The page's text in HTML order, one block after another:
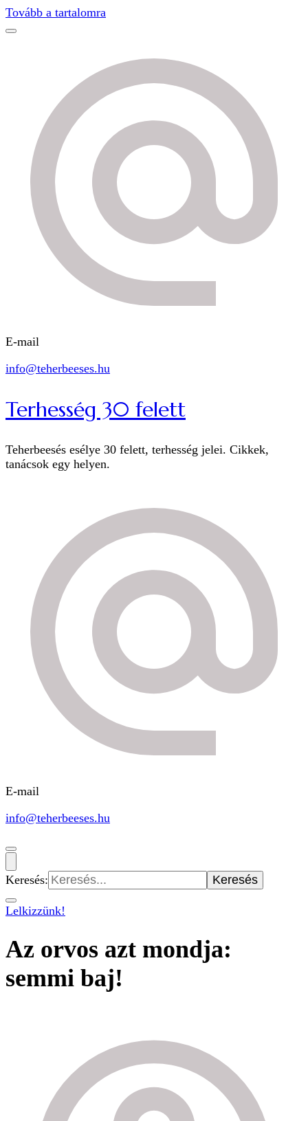
Tovább a tartalomra
E-mail
info@teherbeeses.hu
Terhesség 30 felett
Teherbeesés esélye 30 felett, terhesség jelei. Cikkek,
tanácsok egy helyen.
E-mail
info@teherbeeses.hu
Keresés:
Lelkizzünk!
Az orvos azt mondja:
semmi baj!